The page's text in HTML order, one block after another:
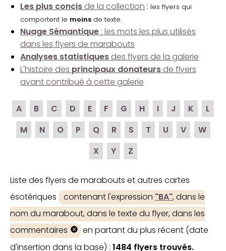
Les plus concis de la collection : les flyers qui
comportent le moins de texte.
Nuage Sémantique : les mots les plus utilisés
dans les flyers de marabouts
Analyses statistiques des flyers de la galerie
L'histoire des principaux donateurs de flyers
ayant contribué à cette galerie
A B C D E F G H I J K
L
M
N O P Q R S T U V
W
X
Y Z
Liste des flyers de marabouts et autres cartes
ésotériques
contenant l'expression "BA", dans le
nom du marabout, dans le texte du flyer, dans les
commentaires
en partant du plus récent (date
d'insertion dans la base) : 1484 flyers trouvés.